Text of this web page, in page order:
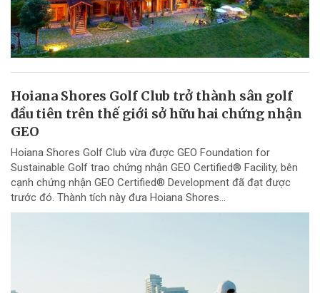
Hoiana Shores Golf Club trở thành sân golf
đầu tiên trên thế giới sở hữu hai chứng nhận
GEO
Hoiana Shores Golf Club vừa được GEO Foundation for
Sustainable Golf trao chứng nhận GEO Certified® Facility, bên
cạnh chứng nhận GEO Certified® Development đã đạt được
trước đó. Thành tích này đưa Hoiana Shores...